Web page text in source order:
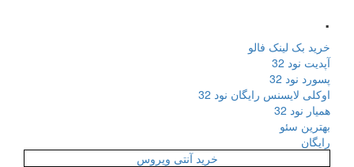
.
خرید بک لینک فالو
آپدیت نود 32
پسورد نود 32
اوکلی لایسنس رایگان نود 32
همیار نود 32
بهترین سئو
رایگان
خرید آنتی ویروس